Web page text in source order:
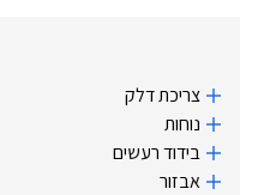
צריכת דלק
נוחות
בידוד רעשים
אבזור